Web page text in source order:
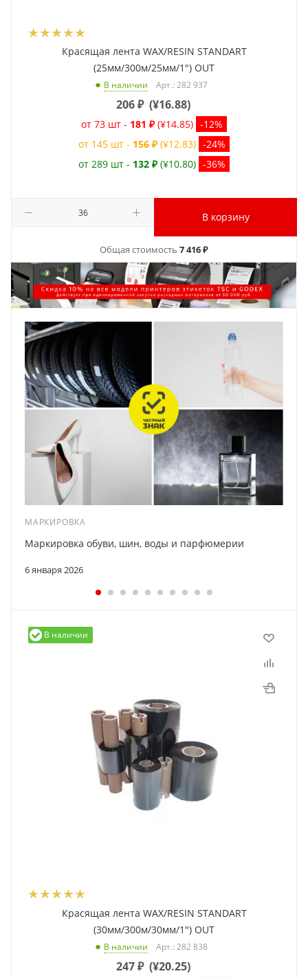
Красящая лента WAX/RESIN STANDART
(25мм/300м/25мм/1") OUT
В наличии Арт.: 282 937
206₽ (¥16.88)
от 73 шт - 181 ₽ (¥14.85) -12%
от 145 шт - 156 ₽ (¥12.83) -24%
от 289 шт - 132 ₽ (¥10.80) -36%
В корзину
Общая стоимость 7 416 ₽
МАРКИРОВКА
6 января 2026
Маркировка обуви, шин, воды и парфюмерии
В наличии
Красящая лента WAX/RESIN STANDART
(30мм/300м/30мм/1") OUT
В наличии Арт.: 282 838
247₽ (¥20.25)